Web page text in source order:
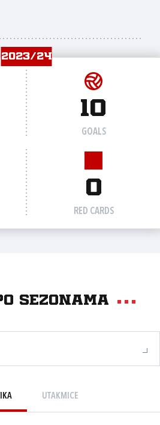
2023/24
10
GOALS
0
RED CARDS
sezonama
UTAKMICE